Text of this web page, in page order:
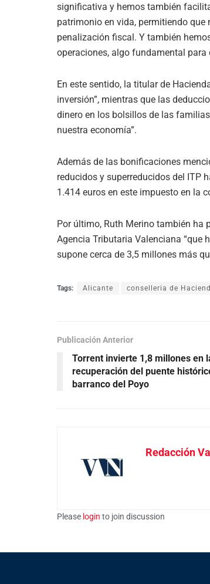
significativa y hemos también
patrimonio en vida, permitiendo
penalización fiscal. Y también
operaciones, algo fundamental
En este sentido, la titular de
inversión”, mientras que las
dinero en los bolsillos de las
nuestra economía”.
Además de las bonificaciones
reducidos y superreducidos del ITP
1.414 euros en este impuesto en la
Por último, Ruth Merino también ha
Agencia Tributaria Valenciana “que
supone cerca de 3,5 millones más
Tags: Alicante conselleria de
Publicación Anterior
Torrent invierte 1,8 millones en
recuperación del puente
barranco del Poyo
Redacción
Please login to join discussion